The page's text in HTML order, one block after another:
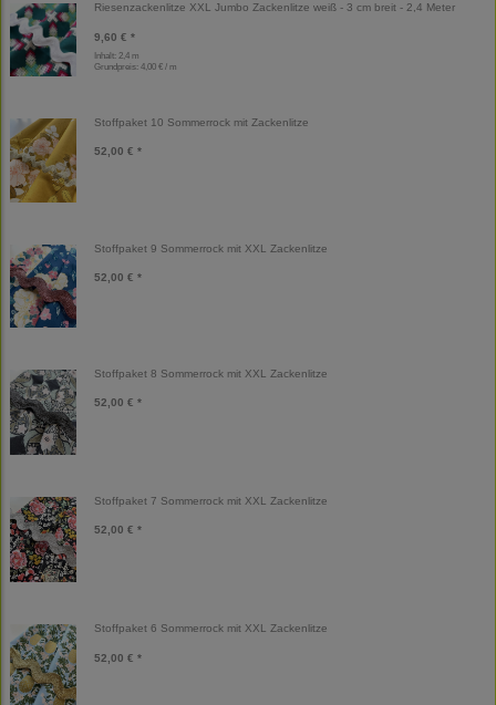
Riesenzackenlitze XXL Jumbo Zackenlitze weiß - 3 cm breit - 2,4 Meter
9,60 € *
Inhalt: 2,4 m
Grundpreis: 4,00 € / m
Stoffpaket 10 Sommerrock mit Zackenlitze
52,00 € *
Stoffpaket 9 Sommerrock mit XXL Zackenlitze
52,00 € *
Stoffpaket 8 Sommerrock mit XXL Zackenlitze
52,00 € *
Stoffpaket 7 Sommerrock mit XXL Zackenlitze
52,00 € *
Stoffpaket 6 Sommerrock mit XXL Zackenlitze
52,00 € *